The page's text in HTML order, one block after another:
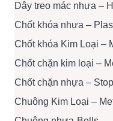
Dây treo mác nhựa –
Chốt khóa nhựa –
Chốt khóa Kim Loại –
Chốt chặn kim loại –
Chốt chặn nhựa –
Chuông Kim Loại –